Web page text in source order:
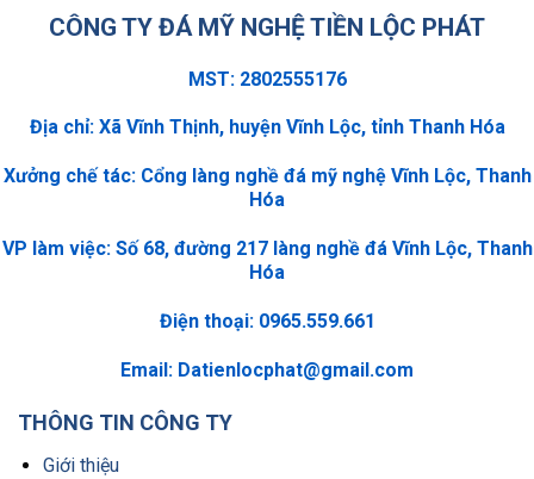
CÔNG TY ĐÁ MỸ NGHỆ TIỀN LỘC PHÁT
MST: 2802555176
Địa chỉ: Xã Vĩnh Thịnh, huyện Vĩnh Lộc, tỉnh Thanh Hóa
Xưởng chế tác: Cổng làng nghề đá mỹ nghệ Vĩnh Lộc, Thanh
Hóa
VP làm việc: Số 68, đường 217 làng nghề đá Vĩnh Lộc, Thanh
Hóa
Điện thoại: 0965.559.661
Email: Datienlocphat@gmail.com
THÔNG TIN CÔNG TY
Giới thiệu